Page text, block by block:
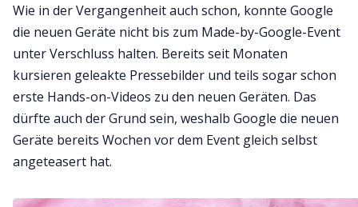
Wie in der Vergangenheit auch schon, konnte Google
die neuen Geräte nicht bis zum Made-by-Google-Event
unter Verschluss halten. Bereits seit Monaten
kursieren geleakte Pressebilder und teils sogar schon
erste Hands-on-Videos zu den neuen Geräten. Das
dürfte auch der Grund sein, weshalb Google die neuen
Geräte bereits Wochen vor dem Event gleich selbst
angeteasert hat.